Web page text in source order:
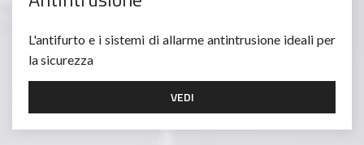
L'antifurto e i sistemi di allarme antintrusione ideali per
la sicurezza
VEDI